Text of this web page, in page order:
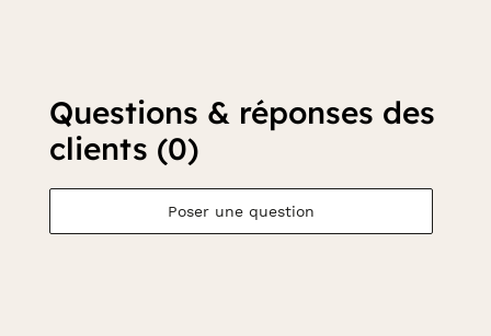
Questions & réponses des
clients (0)
Poser une question